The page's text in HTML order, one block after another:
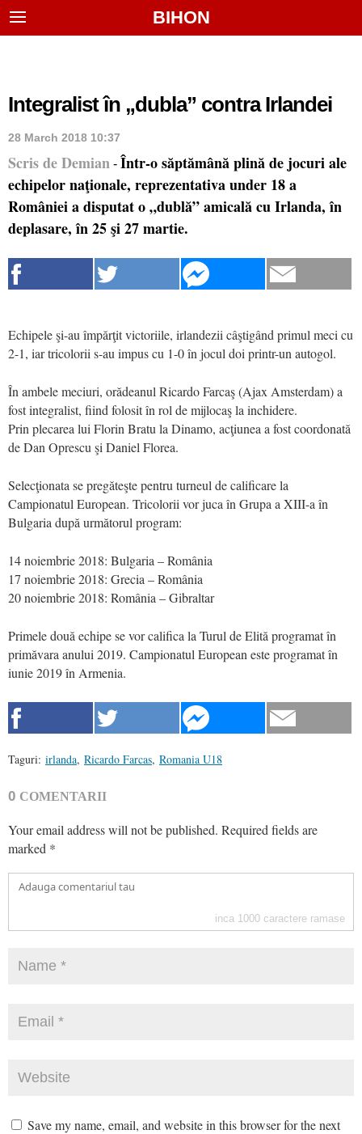
BIHON
Integralist în „dubla” contra Irlandei
28 March 2018 10:37
Scris de Demian - Într-o săptămână plină de jocuri ale
echipelor naţionale, reprezentativa under 18 a
României a disputat o „dublă” amicală cu Irlanda, în
deplasare, în 25 şi 27 martie.
Echipele şi-au împărţit victoriile, irlandezii câştigând primul meci cu
2-1, iar tricolorii s-au impus cu 1-0 în jocul doi printr-un autogol.
În ambele meciuri, orădeanul Ricardo Farcaş (Ajax Amsterdam) a
fost integralist, fiind folosit în rol de mijlocaş la inchidere.
Prin plecarea lui Florin Bratu la Dinamo, acţiunea a fost coordonată
de Dan Oprescu şi Daniel Florea.
Selecţionata se pregăteşte pentru turneul de calificare la
Campionatul European. Tricolorii vor juca în Grupa a XIII-a în
Bulgaria după următorul program:
14 noiembrie 2018: Bulgaria – România
17 noiembrie 2018: Grecia – România
20 noiembrie 2018: România – Gibraltar
Primele două echipe se vor califica la Turul de Elită programat în
primăvara anului 2019. Campionatul European este programat în
iunie 2019 în Armenia.
Taguri: irlanda, Ricardo Farcas, Romania U18
0 COMENTARII
Your email address will not be published. Required fields are
marked *
inca 1000 caractere ramase
Save my name, email, and website in this browser for the next